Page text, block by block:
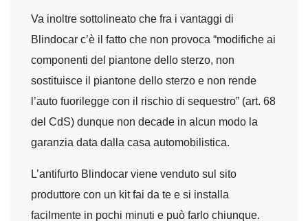
Va inoltre sottolineato che fra i vantaggi di
Blindocar c’è il fatto che non provoca “modifiche ai
componenti del piantone dello sterzo, non
sostituisce il piantone dello sterzo e non rende
l’auto fuorilegge con il rischio di sequestro” (art. 68
del CdS) dunque non decade in alcun modo la
garanzia data dalla casa automobilistica.
L’antifurto Blindocar viene venduto sul sito
produttore con un kit fai da te e si installa
facilmente in pochi minuti e può farlo chiunque.